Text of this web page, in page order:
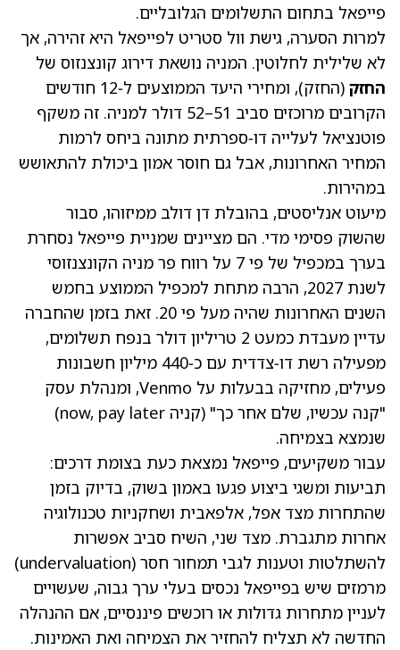
פייפאל בתחום התשלומים הגלובליים.
למרות הסערה, גישת וול סטריט לפייפאל היא זהירה, אך
לא שלילית לחלוטין. המניה נושאת דירוג קונצנזוס של
החזק
(החזק), ומחירי היעד הממוצעים ל‑12 חודשים
הקרובים מרוכזים סביב 51–52 דולר למניה. זה משקף
פוטנציאל לעלייה דו‑ספרתית מתונה ביחס לרמות
המחיר האחרונות, אבל גם חוסר אמון ביכולת להתאושש
במהירות.
מיעוט אנליסטים, בהובלת דן דולב ממיזוהו, סבור
שהשוק פסימי מדי. הם מציינים שמניית פייפאל נסחרת
בערך במכפיל של פי 7 על רווח פר מניה הקונצנזוסי
לשנת 2027, הרבה מתחת למכפיל הממוצע בחמש
השנים האחרונות שהיה מעל פי 20. זאת בזמן שהחברה
עדיין מעבדת כמעט 2 טריליון דולר בנפח תשלומים,
מפעילה רשת דו‑צדדית עם כ‑440 מיליון חשבונות
פעילים, מחזיקה בבעלות על Venmo, ומנהלת עסק
"קנה עכשיו, שלם אחר כך" (קניה now, pay later)
שנמצא בצמיחה.
עבור משקיעים, פייפאל נמצאת כעת בצומת דרכים:
תביעות ומשגי ביצוע פגעו באמון בשוק, בדיוק בזמן
שהתחרות מצד אפל, אלפאבית ושחקניות טכנולוגיה
אחרות מתגברת. מצד שני, השיח סביב אפשרות
להשתלטות וטענות לגבי תמחור חסר (undervaluation)
מרמזים שיש בפייפאל נכסים בעלי ערך גבוה, שעשויים
לעניין מתחרות גדולות או רוכשים פיננסיים, אם ההנהלה
החדשה לא תצליח להחזיר את הצמיחה ואת האמינות.